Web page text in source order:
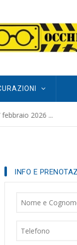
2026 ...
INFO E
Nome
Telefono